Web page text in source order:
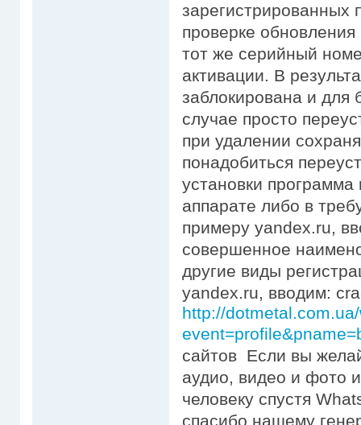
зарегистрированных
проверке
тот же серийный
активации. В
заблокирована и для
случае просто
при удалении
понадобиться
установки программа
аппарате либо в
примеру yandex.ru,
совершенное
другие виды
yandex.ru, вводим:
http://
сайтов Если вы
аудио, видео и фото
человеку спустя
спасибо нашему